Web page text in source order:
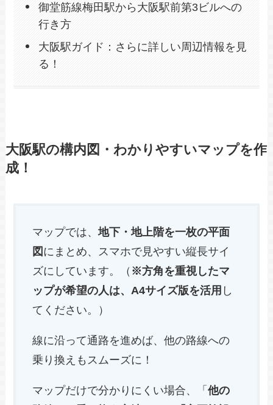
御堂筋線梅田駅から大阪駅前第3ビルへの
行き方
大阪駅ガイド：さらに詳しい周辺情報を見
る！
大阪駅の構内図・わかりやすいマップを作
成！
マップでは、地下・地上階を一枚の平面
図 にまとめ、スマホで見やすい縦長サイ
ズにしています。（ ※方角を重視したマ
ップが希望の人は、A4サイズ版を活用 し
てください。）
線に沿って通路を進めば、他の路線への
乗り換えもスムーズに！
マップだけで分かりにくい場合、「他の